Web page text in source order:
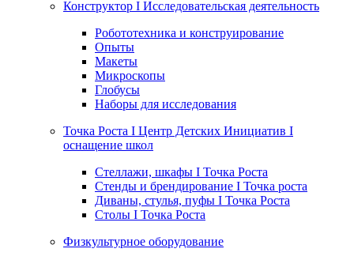
Конструктор I Исследовательская деятельность
Робототехника и конструирование
Опыты
Макеты
Микроскопы
Глобусы
Наборы для исследования
Точка Роста I Центр Детских Инициатив I
оснащение школ
Стеллажи, шкафы I Точка Роста
Стенды и брендирование I Точка роста
Диваны, стулья, пуфы I Точка Роста
Столы I Точка Роста
Физкультурное оборудование